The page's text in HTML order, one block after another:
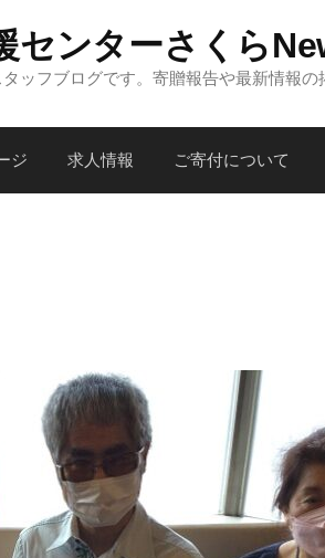
センターさくら
ッフブログです。寄贈報告や最新情報の
ジ 求人情報 ご寄付について